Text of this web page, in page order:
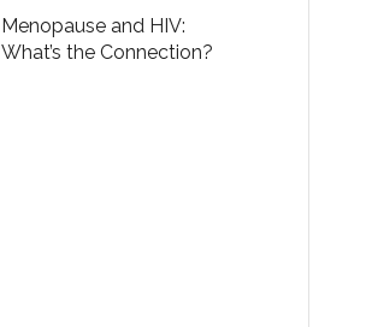
Menopause and HIV:
What’s the Connection?